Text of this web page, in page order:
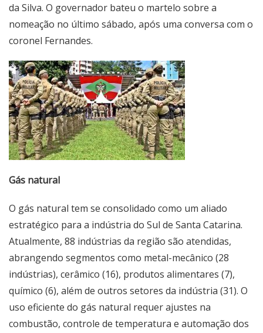
da Silva. O governador bateu o martelo sobre a
nomeação no último sábado, após uma conversa com o
coronel Fernandes.
Gás natural
O gás natural tem se consolidado como um aliado
estratégico para a indústria do Sul de Santa Catarina.
Atualmente, 88 indústrias da região são atendidas,
abrangendo segmentos como metal-mecânico (28
indústrias), cerâmico (16), produtos alimentares (7),
químico (6), além de outros setores da indústria (31). O
uso eficiente do gás natural requer ajustes na
combustão, controle de temperatura e automação dos